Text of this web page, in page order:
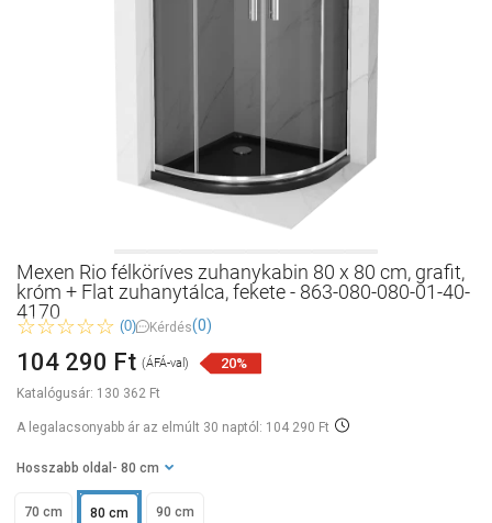
Mexen Rio félköríves zuhanykabin 80 x 80 cm, grafit,
króm + Flat zuhanytálca, fekete - 863-080-080-01-40-
4170
(0) Kérdés(0)
Katalógusár: 130 362 Ft
104 290 Ft (ÁFÁ-val) 20%
A legalacsonyabb ár az elmúlt 30 naptól: 104 290 Ft
Hosszabb oldal - 80 cm
70 cm 80 cm 90 cm